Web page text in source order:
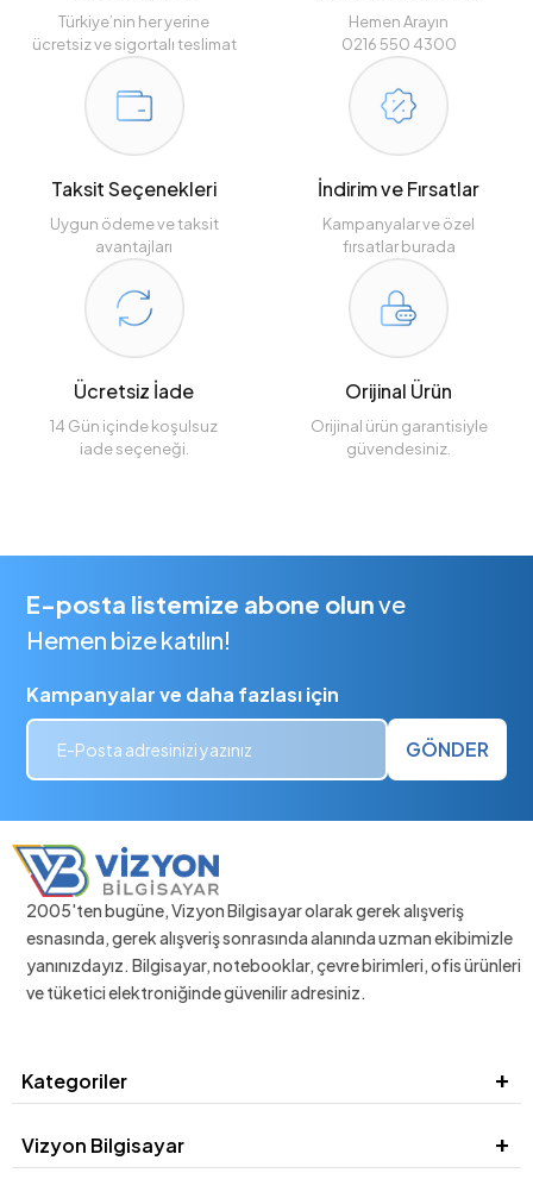
Türkiye’nin her yerine
ücretsiz ve sigortalı teslimat
Hemen Arayın
0216 550 4300
Taksit Seçenekleri
Uygun ödeme ve taksit
avantajları
İndirim ve Fırsatlar
Kampanyalar ve özel
fırsatlar burada
Ücretsiz İade
14 Gün içinde koşulsuz
iade seçeneği.
Orijinal Ürün
Orijinal ürün garantisiyle
güvendesiniz.
E-posta listemize abone olunve
Hemen bize katılın!
Kampanyalar ve daha fazlası için
GÖNDER
2005'ten bugüne, Vizyon Bilgisayar olarak gerek alışveriş
esnasında, gerek alışveriş sonrasında alanında uzman ekibimizle
yanınızdayız. Bilgisayar, notebooklar, çevre birimleri, ofis ürünleri
ve tüketici elektroniğinde güvenilir adresiniz.
Kategoriler
Vizyon Bilgisayar